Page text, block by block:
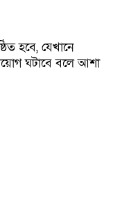
হবে, যেখানে
ঘটাবে বলে আশা